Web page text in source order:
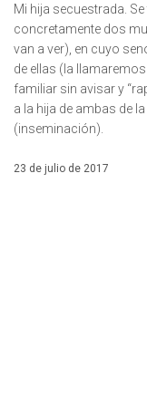
Mi hija secuestrada.
concretamente dos
van a ver), en cuyo
de ellas (la
familiar sin avisar y
a la hija de ambas de
(inseminación).
23 de julio de 2017